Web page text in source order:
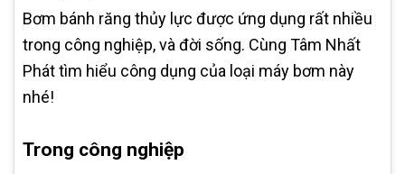
Bơm bánh răng thủy lực được ứng dụng rất nhiều
trong công nghiệp, và đời sống. Cùng Tâm Nhất
Phát tìm hiểu công dụng của loại máy bơm này
nhé!
Trong công nghiệp